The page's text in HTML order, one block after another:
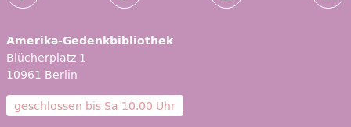
Facebook Mastodon Instagram
Amerika-Gedenkbibliothek
Blücherplatz 1
10961 Berlin
geschlossen bis Sa 10.00 Uhr